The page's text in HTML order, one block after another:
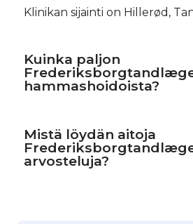
Klinikan sijainti on Hillerød,
Kuinka paljon
hammashoidoista?
Mistä löydän aitoja
arvosteluja?